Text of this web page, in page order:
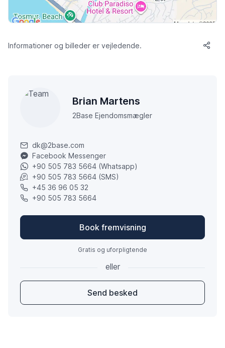
Informationer og billeder er vejledende.
Brian Martens
2Base Ejendomsmægler
dk@2base.com
Facebook Messenger
+90 505 783 5664 (Whatsapp)
+90 505 783 5664 (SMS)
+45 36 96 05 32
+90 505 783 5664
Book fremvisning
Gratis og uforpligtende
eller
Send besked